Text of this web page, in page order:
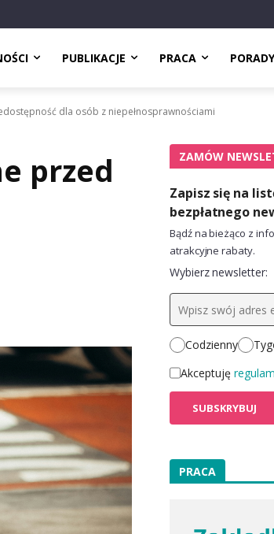
PUBLIKACJE PRACA PORADY
dla osób z niepełnosprawnościami
przed
ZAMÓW
Zapisz się na
bezpłatnego
Bądź na bieżąco z
atrakcyjne rabaty.
Wybierz newsletter:
Codzienny
Akceptuję
PRACA